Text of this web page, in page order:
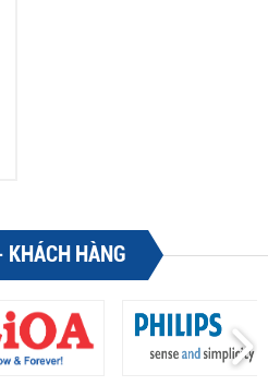
KHÁCH HÀNG